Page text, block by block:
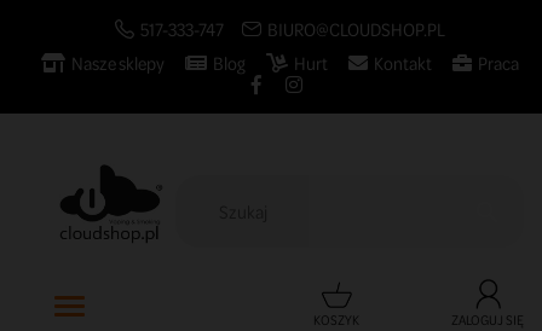
517-333-747
BIURO@CLOUDSHOP.PL
Nasze sklepy
Blog Hurt Kontakt Praca
KOSZYK ZALOGUJ SIĘ